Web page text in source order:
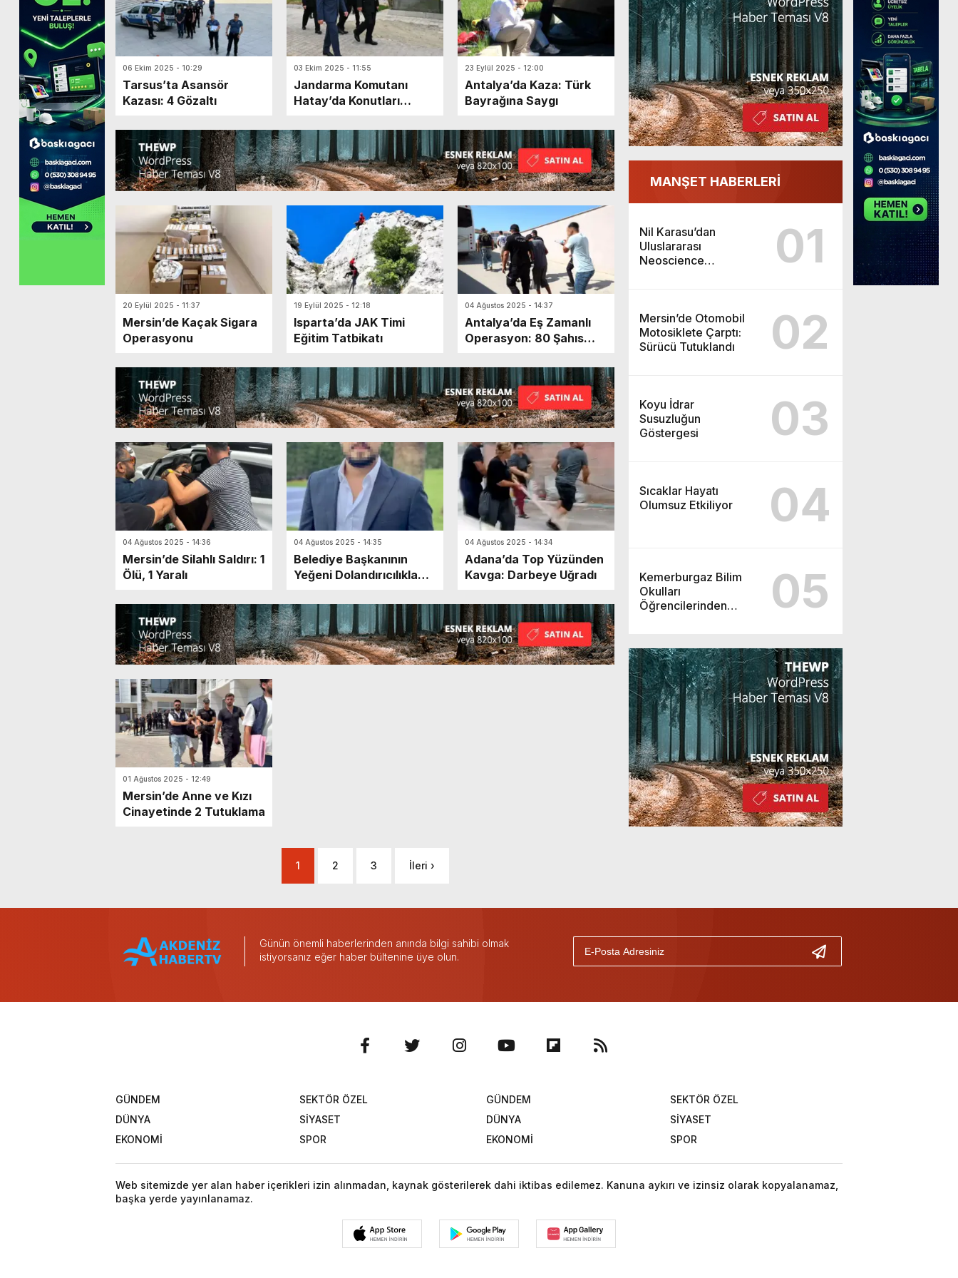
06 Ekim 2025 - 10:29
Tarsus’ta Asansör
Kazası: 4 Gözaltı
03 Ekim 2025 - 11:55
Jandarma Komutanı
Hatay’da Konutları
23 Eylül 2025 - 12:00
Antalya’da Kaza: Türk
Bayrağına Saygı
20 Eylül 2025 - 11:37
Mersin’de Kaçak Sigara
Operasyonu
19 Eylül 2025 - 12:18
Isparta’da JAK Timi
Eğitim Tatbikatı
04 Ağustos 2025 - 14:37
Antalya’da Eş Zamanlı
Operasyon: 80 Şahıs
04 Ağustos 2025 - 14:36
Mersin’de Silahlı Saldırı: 1
Ölü, 1 Yaralı
04 Ağustos 2025 - 14:35
Belediye Başkanının
Yeğeni Dolandırıcılıkla
04 Ağustos 2025 - 14:34
Adana’da Top Yüzünden
Kavga: Darbeye Uğradı
01 Ağustos 2025 - 12:49
Mersin’de Anne ve Kızı
Cinayetinde 2 Tutuklama
1 2 3 İleri ›
MANŞET HABERLERİ
Nil Karasu’dan
Uluslararası
Neoscience
01
Mersin’de Otomobil
Motosiklete Çarptı:
Sürücü Tutuklandı
02
Koyu İdrar
Susuzluğun
Göstergesi
03
Sıcaklar Hayatı
Olumsuz Etkiliyor
04
Kemerburgaz Bilim
Okulları
Öğrencilerinden
Kazandı
05
Günün önemli haberlerinden anında bilgi sahibi olmak
istiyorsanız eğer haber bültenine üye olun.
GÜNDEM
SEKTÖR ÖZEL
DÜNYA
SİYASET
EKONOMİ
SPOR
GÜNDEM
SEKTÖR ÖZEL
DÜNYA
SİYASET
EKONOMİ
SPOR
Web sitemizde yer alan haber içerikleri izin alınmadan, kaynak gösterilerek dahi iktibas edilemez. Kanuna aykırı ve izinsiz olarak kopyalanamaz,
başka yerde yayınlanamaz.